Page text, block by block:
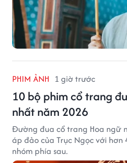
PHIM ẢNH 1 giờ trước
10 bộ phim cổ trang
nhất năm 2026
Đường đua cổ trang Hoa ngữ
áp đảo của Trục Ngọc với hơn
nhóm phía sau.